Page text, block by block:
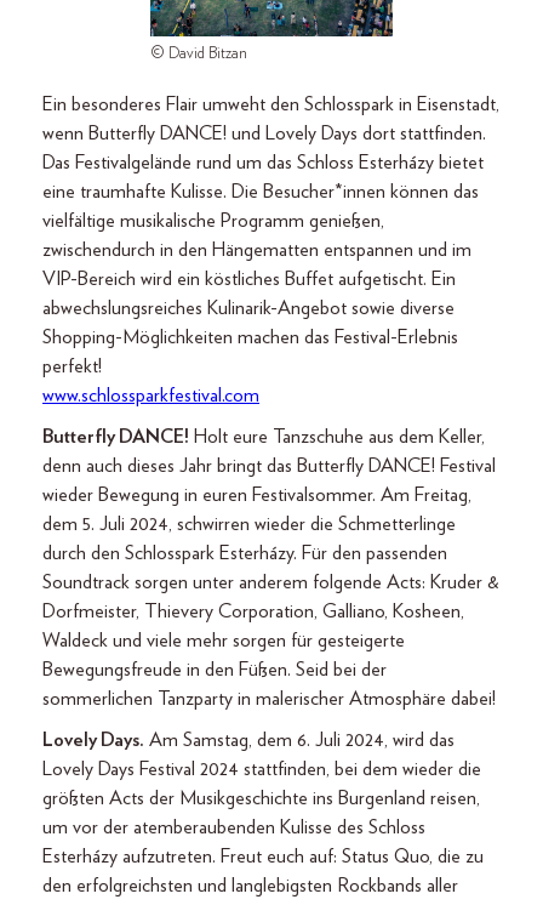
© David Bitzan
Ein besonderes Flair umweht den Schlosspark in Eisenstadt,
wenn Butterfly DANCE! und Lovely Days dort stattfinden.
Das Festivalgelände rund um das Schloss Esterházy bietet
eine traumhafte Kulisse. Die Besucher*innen können das
vielfältige musikalische Programm genießen,
zwischendurch in den Hängematten entspannen und im
VIP-Bereich wird ein köstliches Buffet aufgetischt. Ein
abwechslungsreiches Kulinarik-Angebot sowie diverse
Shopping-Möglichkeiten machen das Festival-Erlebnis
perfekt!
www.schlossparkfestival.com
Butterfly DANCE! Holt eure Tanzschuhe aus dem Keller,
denn auch dieses Jahr bringt das Butterfly DANCE! Festival
wieder Bewegung in euren Festivalsommer. Am Freitag,
dem 5. Juli 2024, schwirren wieder die Schmetterlinge
durch den Schlosspark Esterházy. Für den passenden
Soundtrack sorgen unter anderem folgende Acts: Kruder &
Dorfmeister, Thievery Corporation, Galliano, Kosheen,
Waldeck und viele mehr sorgen für gesteigerte
Bewegungsfreude in den Füßen. Seid bei der
sommerlichen Tanzparty in malerischer Atmosphäre dabei!
Lovely Days. Am Samstag, dem 6. Juli 2024, wird das
Lovely Days Festival 2024 stattfinden, bei dem wieder die
größten Acts der Musikgeschichte ins Burgenland reisen,
um vor der atemberaubenden Kulisse des Schloss
Esterházy aufzutreten. Freut euch auf: Status Quo, die zu
den erfolgreichsten und langlebigsten Rockbands aller